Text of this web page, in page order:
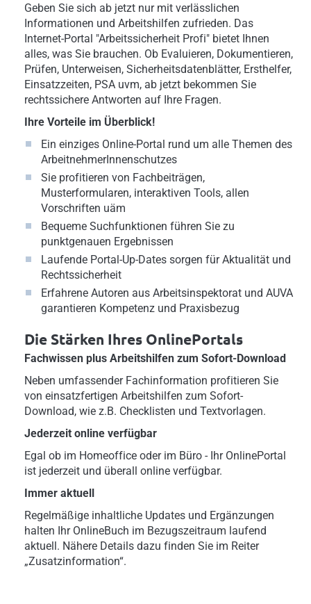
Geben Sie sich ab jetzt nur mit verlässlichen
Informationen und Arbeitshilfen zufrieden. Das
Internet-Portal "Arbeitssicherheit Profi" bietet Ihnen
alles, was Sie brauchen. Ob Evaluieren, Dokumentieren,
Prüfen, Unterweisen, Sicherheitsdatenblätter, Ersthelfer,
Einsatzzeiten, PSA uvm, ab jetzt bekommen Sie
rechtssichere Antworten auf Ihre Fragen.
Ihre Vorteile im Überblick!
Ein einziges Online-Portal rund um alle Themen des
ArbeitnehmerInnenschutzes
Sie profitieren von Fachbeiträgen,
Musterformularen, interaktiven Tools, allen
Vorschriften uäm
Bequeme Suchfunktionen führen Sie zu
punktgenauen Ergebnissen
Laufende Portal-Up-Dates sorgen für Aktualität und
Rechtssicherheit
Erfahrene Autoren aus Arbeitsinspektorat und AUVA
garantieren Kompetenz und Praxisbezug
Die Stärken Ihres OnlinePortals
Fachwissen plus Arbeitshilfen zum Sofort-Download
Neben umfassender Fachinformation profitieren Sie
von einsatzfertigen Arbeitshilfen zum Sofort-
Download, wie z.B. Checklisten und Textvorlagen.
Jederzeit online verfügbar
Egal ob im Homeoffice oder im Büro - Ihr OnlinePortal
ist jederzeit und überall online verfügbar.
Immer aktuell
Regelmäßige inhaltliche Updates und Ergänzungen
halten Ihr OnlineBuch im Bezugszeitraum laufend
aktuell. Nähere Details dazu finden Sie im Reiter
„Zusatzinformation“.